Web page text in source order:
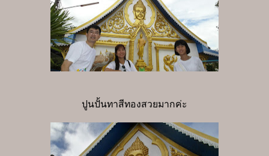
ปูนปั้นทาสีทองสวยมากค่ะ